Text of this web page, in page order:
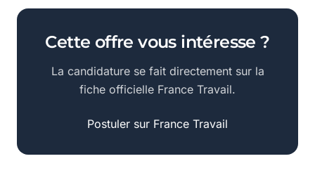
Cette offre vous intéresse ?
La candidature se fait directement sur la
fiche officielle France Travail.
Postuler sur France Travail